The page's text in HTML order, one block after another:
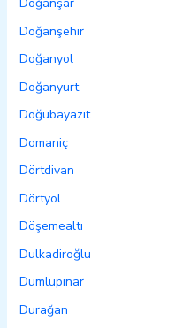
Doğanşehir
Doğanyol
Doğanyurt
Doğubayazıt
Domaniç
Dörtdivan
Dörtyol
Döşemealtı
Dulkadiroğlu
Dumlupınar
Durağan